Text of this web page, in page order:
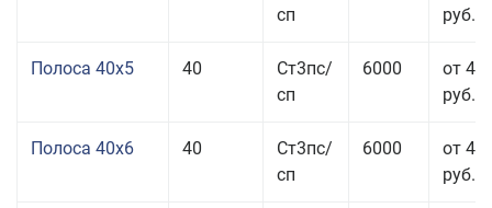
сп
руб.
Полоса 40x5 40
Ст3пс/
сп
6000
от 43
руб.
Полоса 40x6 40
Ст3пс/
сп
6000
от 43
руб.